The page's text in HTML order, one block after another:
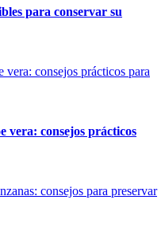
para conservar su
vera: consejos prácticos